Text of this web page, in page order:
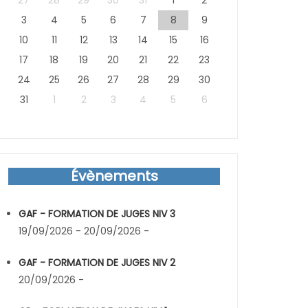
3
4 5 6 7 8
9
10
11 12 13 14 15
16
17
18 19 20 21 22
23
24
25 26 27 28 29
30
31
1 2 3 4 5 6
Évènements
GAF - FORMATION DE JUGES NIV 3
19/09/2026 - 20/09/2026 -
GAF - FORMATION DE JUGES NIV 2
20/09/2026 -